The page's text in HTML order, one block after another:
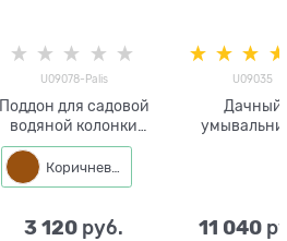
U09078-Palis
Поддон для садовой
водяной колонки
U09078-Palis
Хитсад
Коричневый
3 120 руб.
U09035
Дачный
11 040